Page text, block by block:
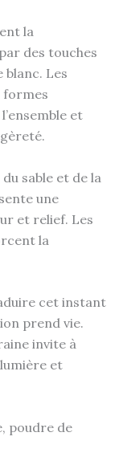
la
des touches
blanc. Les
formes
et
sable et de la
une
et relief. Les
la
cet instant
prend vie.
invite à
et
poudre de